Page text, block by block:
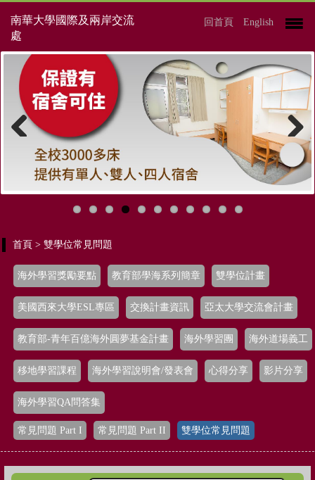
南華大學國際及兩岸交流
處
回首頁 English
Previous Next
首頁 > 雙學位常見問題
海外學習獎勵要點 教育部學海系列簡章 雙學位計畫
美國西來大學ESL專區 交換計畫資訊 亞太大學交流會計畫
教育部-青年百億海外圓夢基金計畫 海外學習團 海外道場義工
移地學習課程 海外學習說明會/發表會 心得分享 影片分享
海外學習QA問答集
常見問題 Part I 常見問題 Part II 雙學位常見問題